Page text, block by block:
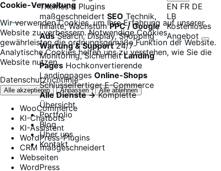
Cookie-Verwaltung
Wir verwenden Cookies, um Ihre Erfahrung auf unserer
Website zu verbessern. Notwendige Cookies
gewährleisten die ordnungsgemäße Funktion der Website.
Analytische Cookies helfen uns zu verstehen, wie Sie die
Website nutzen.
Datenschutzrichtlinie
Alle akzeptieren Anpassen Alle ablehnen
Themes & Plugins
maßgeschneidert SEO Technik,
Inhalte, Wachstum PPC / Google
Ads Search, Display, Shopping
Wartung & Support 24/7-
Monitoring, Sicherheit Landing
Pages Hochkonvertierende
Landingpages Online-Shops
Schlüsselfertiger E-Commerce
Alle Dienste → Komplette
Übersicht
Portfolio
Blog
Über uns
Kontakt
EN FR DE
LB
Kostenloses
Angebot
WooCommerce
KI-Chatbots
KI-Assistent
WordPress-Plugins
CRM maßgeschneidert
Webseiten
WordPress